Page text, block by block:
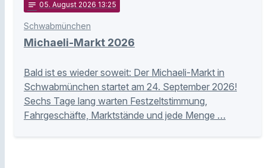
notes 05. August 2026 13:25
Schwabmünchen
Michaeli-Markt 2026
Bald ist es wieder soweit: Der Michaeli-Markt in
Schwabmünchen startet am 24. September 2026!
Sechs Tage lang warten Festzeltstimmung,
Fahrgeschäfte, Marktstände und jede Menge …